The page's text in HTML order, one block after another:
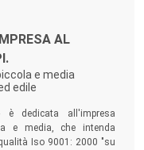
AL
e media
edile
dedicata all'impresa
e media, che intenda
Iso 9001: 2000 "su